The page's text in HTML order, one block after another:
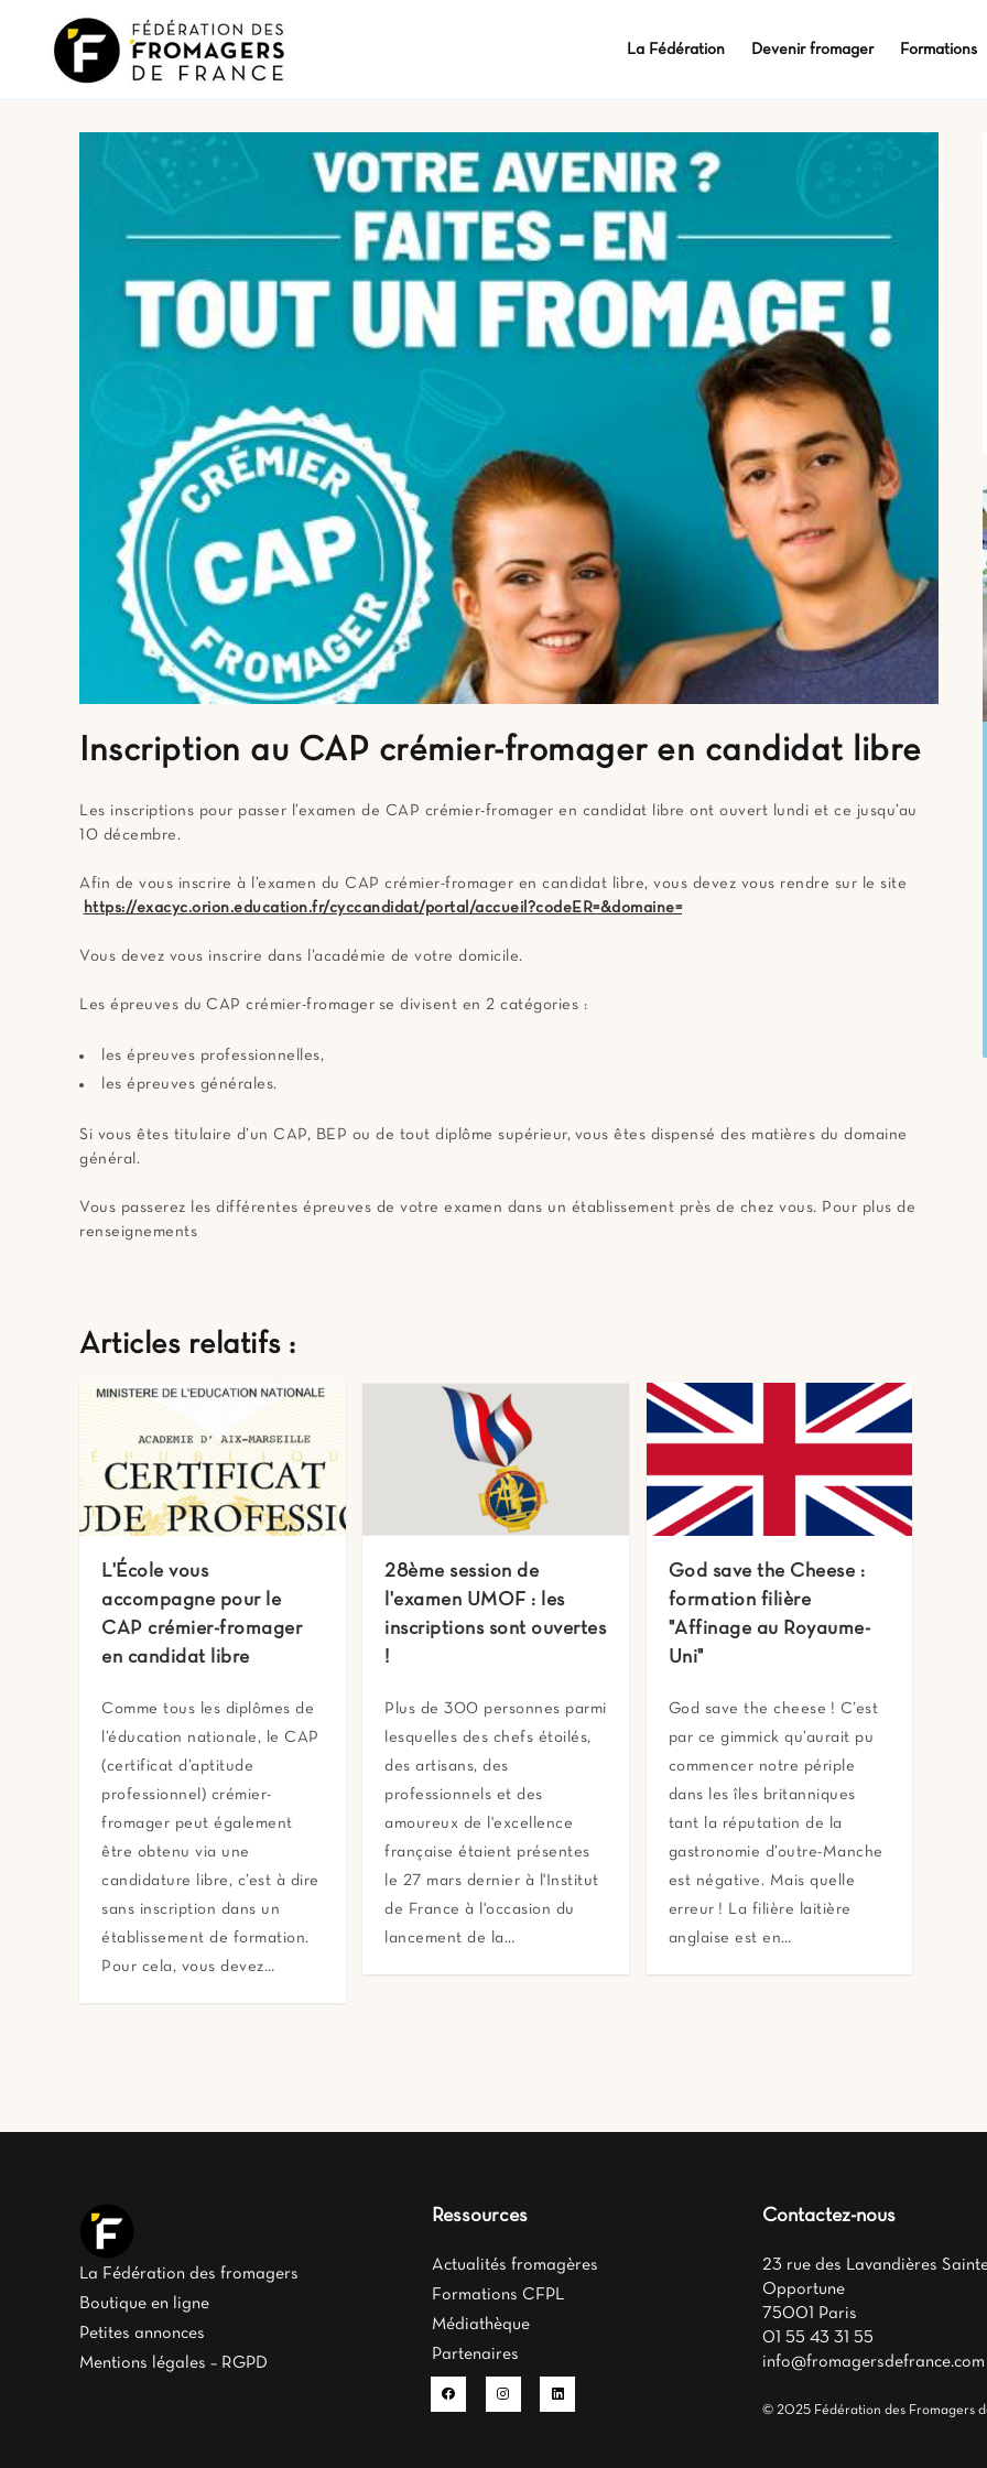
La Fédération Devenir fromager Formations
Inscription au CAP crémier-fromager en candidat libre
Les inscriptions pour passer l’examen de CAP crémier-fromager en candidat libre ont ouvert lundi et ce jusqu’au
10 décembre.
Afin de vous inscrire à l’examen du CAP crémier-fromager en candidat libre, vous devez vous rendre sur le site
https://exacyc.orion.education.fr/cyccandidat/portal/accueil?codeER=&domaine=
Vous devez vous inscrire dans l’académie de votre domicile.
Les épreuves du CAP crémier-fromager se divisent en 2 catégories :
les épreuves professionnelles,
les épreuves générales.
Si vous êtes titulaire d’un CAP, BEP ou de tout diplôme supérieur, vous êtes dispensé des matières du domaine
général.
Vous passerez les différentes épreuves de votre examen dans un établissement près de chez vous. Pour plus de
renseignements
Articles relatifs :
L'École vous
accompagne pour le
CAP crémier-fromager
en candidat libre
Comme tous les diplômes de
l’éducation nationale, le CAP
(certificat d’aptitude
professionnel) crémier-
fromager peut également
être obtenu via une
candidature libre, c’est à dire
sans inscription dans un
établissement de formation.
Pour cela, vous devez…
28ème session de
l'examen UMOF : les
inscriptions sont ouvertes
!
Plus de 300 personnes parmi
lesquelles des chefs étoilés,
des artisans, des
professionnels et des
amoureux de l'excellence
française étaient présentes
le 27 mars dernier à l'Institut
de France à l'occasion du
lancement de la…
God save the Cheese :
formation filière
"Affinage au Royaume-
Uni"
God save the cheese ! C’est
par ce gimmick qu’aurait pu
commencer notre périple
dans les îles britanniques
tant la réputation de la
gastronomie d’outre-Manche
est négative. Mais quelle
erreur ! La filière laitière
anglaise est en…
La Fédération des fromagers
Boutique en ligne
Petites annonces
Mentions légales – RGPD
Ressources
Actualités fromagères
Formations CFPL
Médiathèque
Partenaires
Contactez-nous
23 rue des Lavandières
Opportune
75001 Paris
01 55 43 31 55
info@fromagersdefrance.com
© 2025 Fédération des Fromagers